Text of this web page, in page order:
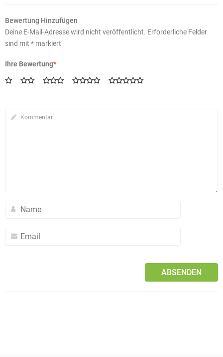
Bewertung Hinzufügen
Deine E-Mail-Adresse wird nicht veröffentlicht. Erforderliche Felder
sind mit * markiert
Ihre Bewertung*